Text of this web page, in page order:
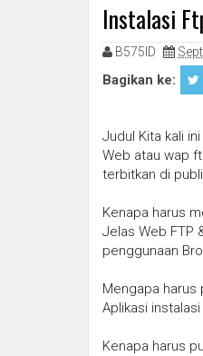
Instalasi
B575ID
Bagikan ke:
Judul Kita kali
Web atau wap
terbitkan di
Kenapa harus
Jelas Web FTP
penggunaan
Mengapa harus
Aplikasi
Kenapa harus